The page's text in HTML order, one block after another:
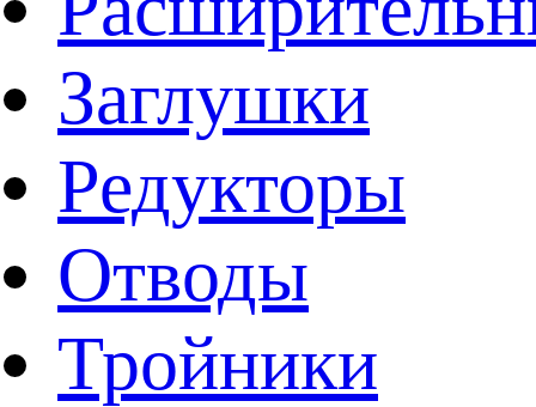
Заглушки
Редукторы
Отводы
Тройники